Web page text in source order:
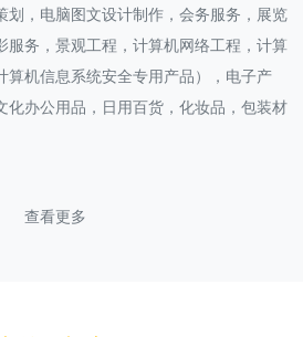
划，电脑图文设计制作，会务服务，展览
服务，景观工程，计算机网络工程，计算
算机信息系统安全专用产品），电子产
化办公用品，日用百货，化妆品，包装材
查看更多